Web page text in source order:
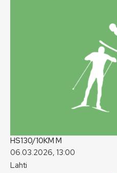
HS130/10KM M
06.03.2026, 13:00
Lahti